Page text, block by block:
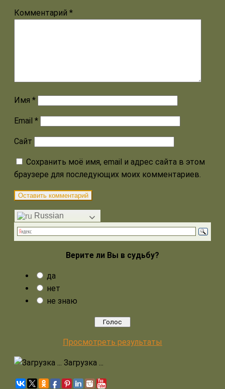
Комментарий *
Имя *
Email *
Сайт
Сохранить моё имя, email и адрес сайта в этом
браузере для последующих моих комментариев.
Russian
Верите ли Вы в судьбу?
да
нет
не знаю
Просмотреть результаты
Загрузка ...